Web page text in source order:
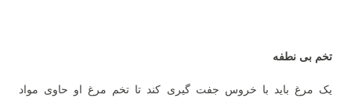
تخم بی نطفه
یک مرغ باید با خروس جفت گیری کند تا تخم مرغ او حاوی مواد